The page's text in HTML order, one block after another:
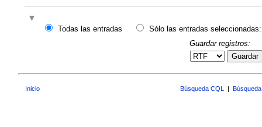
Todas las entradas
Sólo las entradas seleccionadas:
Guardar registros:
Guardar
Inicio Búsqueda CQL